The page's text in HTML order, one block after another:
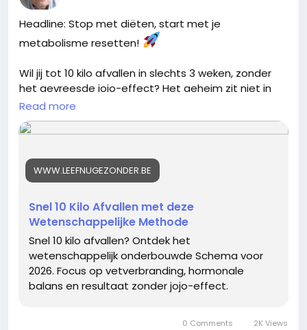
iedereen ineens
glutenintolerantie heeft"
discussie. Het lijkt soms
alsof gluten de nieuwe
"grote boosdoener" zijn
geworden, terwijl ze voor
de overgrote
meerderheid van de
mensen helemaal geen
probleem vormen.
Kortom: gluten zijn niet
ongezond. Ze zijn alleen
mensen die er medisch
#ChaosMagick
#DemonicClarity #TruthHurts#5Mei2026
#DarkAesthetics#RealityCheck
Headline: Stop met diëten, start met je
metabolisme resetten!
Wil jij tot 10 kilo afvallen in slechts 3 weken, zonder
het gevreesde jojo-effect? Het geheim zit niet in
minder eten, maar in het slim aansturen van je
hormonen.
Waarom 'calorieën tellen' verouderd is.
Hoe je het hormoon 'adiponectine' activeert
voor maximale vetverbranding.
De wetenschap achter autofagie (biologische
recycling).
Ik heb alles voor je samengevat in een praktisch 21-
Read more
WWW.LEEFNUGEZONDER.BE
Snel 10 Kilo Afvallen met deze
Wetenschappelijke Methode
Snel 10 kilo afvallen? Ontdek het
wetenschappelijk onderbouwde Schema voor
2026. Focus op vetverbranding, hormonale
balans en resultaat zonder jojo-effect.
0 Comments 2K Views